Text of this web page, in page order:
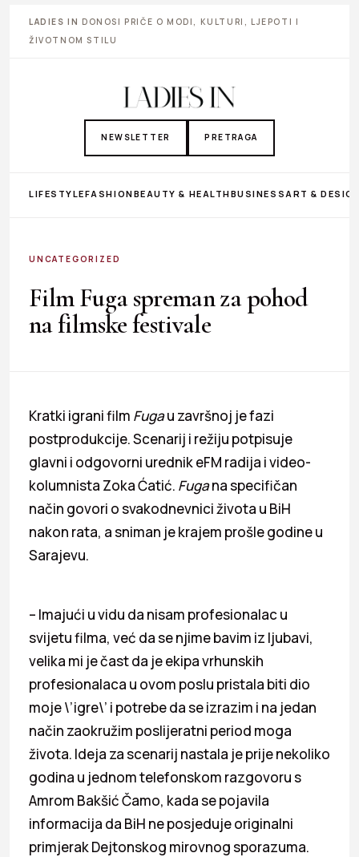
LADIES IN DONOSI PRIČE O MODI, KULTURI, LJEPOTI I
ŽIVOTNOM STILU
NEWSLETTER PRETRAGA
LIFESTYLEFASHIONBEAUTY & HEALTHBUSINESS ART &
UNCATEGORIZED
Film Fuga spreman za pohod
na filmske festivale
Kratki igrani film Fugau završnoj je fazi
postprodukcije. Scenarij i režiju potpisuje
glavni i odgovorni urednik eFM radija i video-
kolumnista Zoka Ćatić. Fugana specifičan
način govori o svakodnevnici života u BiH
nakon rata, a sniman je krajem prošle godine u
Sarajevu.
– Imajući u vidu da nisam profesionalac u
svijetu filma, već da se njime bavim iz ljubavi,
velika mi je čast da je ekipa vrhunskih
profesionalaca u ovom poslu pristala biti dio
moje \’igre\’ i potrebe da se izrazim i na jedan
način zaokružim poslijeratni period moga
života. Ideja za scenarij nastala je prije nekoliko
godina u jednom telefonskom razgovoru s
Amrom Bakšić Čamo, kada se pojavila
informacija da BiH ne posjeduje originalni
primjerak Dejtonskog mirovnog sporazuma.